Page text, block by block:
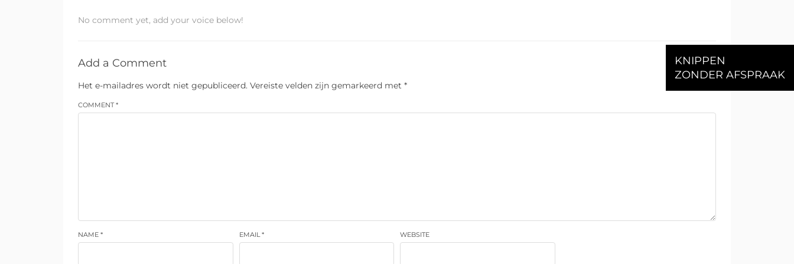
KNIPPEN
ZONDER AFSPRAAK
No comment yet, add your voice below!
Add a Comment
Het e-mailadres wordt niet gepubliceerd. Vereiste velden zijn gemarkeerd met *
COMMENT *
NAME * EMAIL * WEBSITE